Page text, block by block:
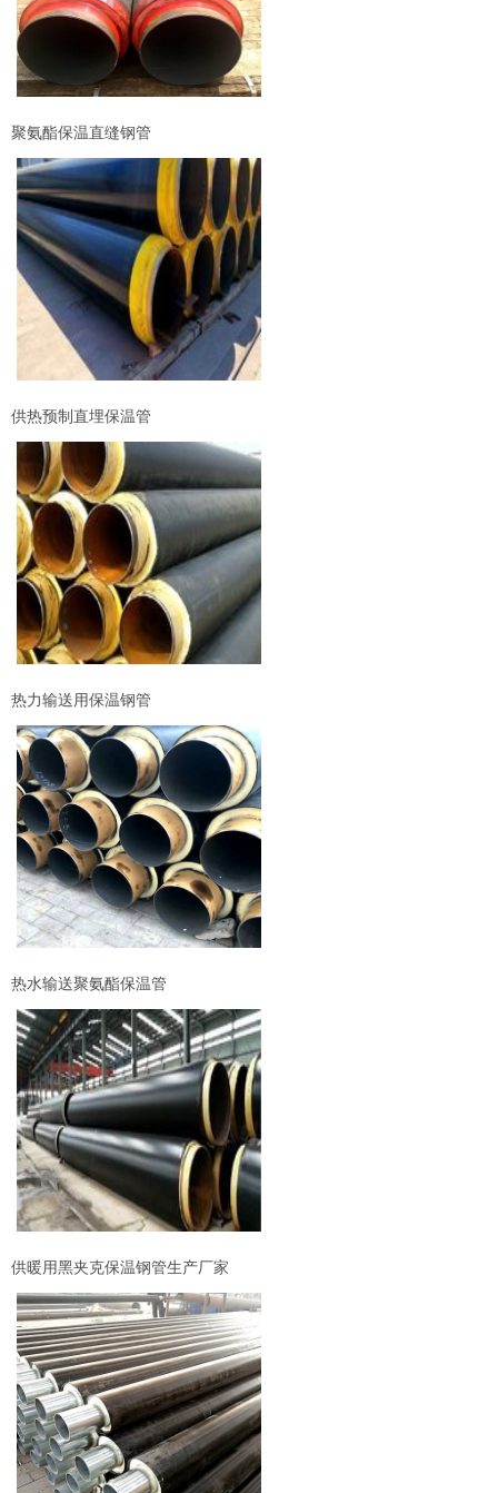
聚氨酯保温直缝钢管
供热预制直埋保温管
热力输送用保温钢管
热水输送聚氨酯保温管
供暖用黑夹克保温钢管生产厂家